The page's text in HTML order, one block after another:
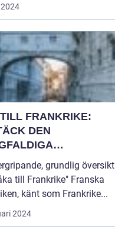
FRANKRIKE:
DEN
grundlig översikt
till Frankrike" Franska
känt som Frankrike...
2024